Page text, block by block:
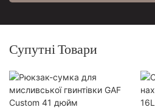
Супутні Товари